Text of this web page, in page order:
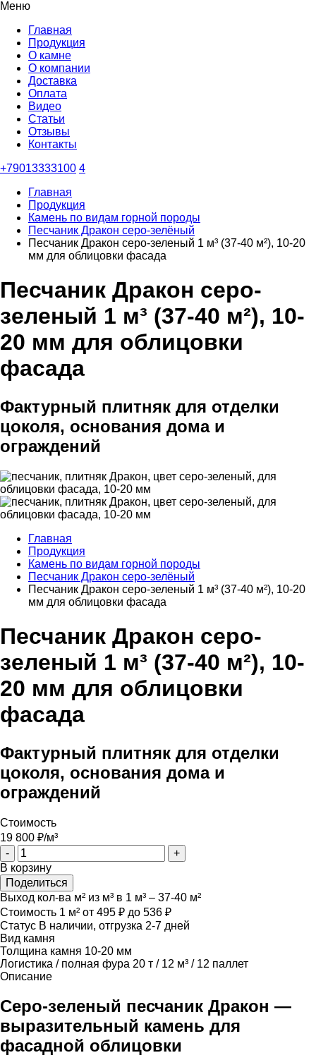
Меню
Главная
Продукция
О камне
О компании
Доставка
Оплата
Видео
Статьи
Отзывы
Контакты
+79013333100 4
Главная
Продукция
Камень по видам горной породы
Песчаник Дракон серо-зелёный
Песчаник Дракон серо-зеленый 1 м³ (37-40 м²), 10-20
мм для облицовки фасада
Песчаник Дракон серо-
зеленый 1 м³ (37-40 м²), 10-
20 мм для облицовки
фасада
Фактурный плитняк для отделки
цоколя, основания дома и
ограждений
Главная
Продукция
Камень по видам горной породы
Песчаник Дракон серо-зелёный
Песчаник Дракон серо-зеленый 1 м³ (37-40 м²), 10-20
мм для облицовки фасада
Песчаник Дракон серо-
зеленый 1 м³ (37-40 м²), 10-
20 мм для облицовки
фасада
Фактурный плитняк для отделки
цоколя, основания дома и
ограждений
Стоимость
19 800 ₽/м³
-
+
В корзину
Поделиться
Выход кол-ва м² из м³ в 1 м³ – 37-40 м²
Стоимость 1 м² от 495 ₽ до 536 ₽
Статус В наличии, отгрузка 2-7 дней
Вид камня
Толщина камня 10-20 мм
Логистика / полная фура 20 т / 12 м³ / 12 паллет
Описание
Серо-зеленый песчаник Дракон —
выразительный камень для
фасадной облицовки